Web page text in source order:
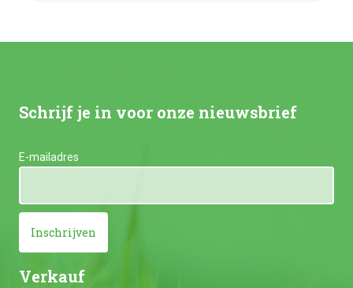
Schrijf je in voor onze nieuwsbrief
E-mailadres
Inschrijven
Verkauf